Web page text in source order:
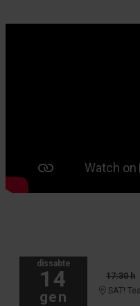
dissabte
14
gen
17:30 h
SAT!